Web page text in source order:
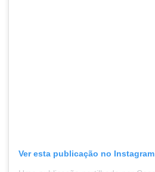
Ver esta publicação no Instagram